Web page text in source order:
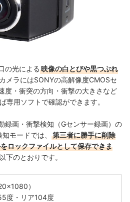
の光による 映像の白とびや黒つぶれ
メラにはSONYの高解像度CMOSセ
度・衝突の方向・衝撃の大きさなど
専用ソフトで確認ができます。
録画・衝撃検知（Gセンサー録画）の
モードでは、
第三者に勝手に削除
ロックファイルとして保存できま
下のとおりです。
）
度・リア104度